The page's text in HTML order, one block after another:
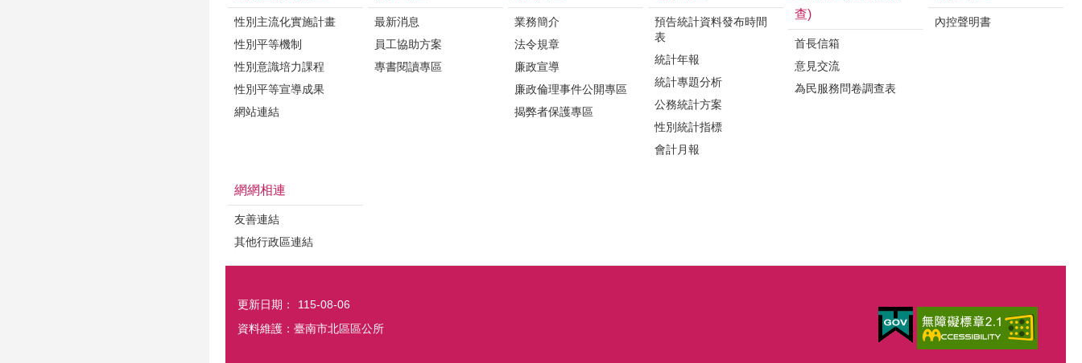
性別主流化實施計畫
性別平等機制
性別意識培力課程
性別平等宣導成果
網站連結
最新消息
員工協助方案
專書閱讀專區
業務簡介
法令規章
廉政宣導
廉政倫理事件公開專區
揭弊者保護專區
預告統計資料發布時間
表
統計年報
統計專題分析
公務統計方案
性別統計指標
會計月報
查)
首長信箱
意見交流
為民服務問卷調查表
內控聲明書
網網相連
友善連結
其他行政區連結
更新日期：
115-08-06
資料維護：臺南市北區區公所